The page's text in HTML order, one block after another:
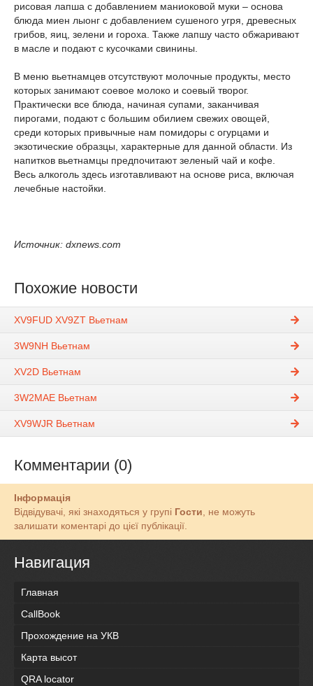
рисовая лапша с добавлением маниоковой муки – основа
блюда миен лыонг с добавлением сушеного угря, древесных
грибов, яиц, зелени и гороха. Также лапшу часто обжаривают
в масле и подают с кусочками свинины.
В меню вьетнамцев отсутствуют молочные продукты, место
которых занимают соевое молоко и соевый творог.
Практически все блюда, начиная супами, заканчивая
пирогами, подают с большим обилием свежих овощей,
среди которых привычные нам помидоры с огурцами и
экзотические образцы, характерные для данной области. Из
напитков вьетнамцы предпочитают зеленый чай и кофе.
Весь алкоголь здесь изготавливают на основе риса, включая
лечебные настойки.
Источник: dxnews.com
Похожие новости
XV9FUD XV9ZT Вьетнам
3W9NH Вьетнам
XV2D Вьетнам
3W2MAE Вьетнам
XV9WJR Вьетнам
Комментарии (0)
Інформація
Відвідувачі, які знаходяться у групі Гости, не можуть
залишати коментарі до цієї публікації.
Навигация
Главная
CallBook
Прохождение на УКВ
Карта высот
QRA locator